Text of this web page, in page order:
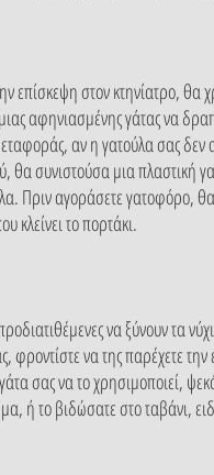
επίσκεψη στον κτηνίατρο,
αφηνιασμένης γάτας να
αν η γατούλα σας
θα συνιστούσα μια πλαστική
Πριν αγοράσετε γατοφόρο,
κλείνει το πορτάκι.
να ξύνουν τα
φροντίστε να της παρέχετε
σας να το χρησιμοποιεί,
ή το βιδώσατε στο ταβάνι,